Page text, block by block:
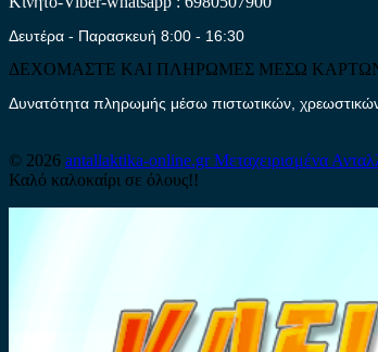
Δευτέρα - Παρασκευή 8:00 - 16:30
ΔΕΧΟΜΑΣΤΕ ΚΑΙ ΠΛΗΡΩΜΕΣ ΜΕΣΩ
Δυνατότητα πληρωμής μέσω πιστωτικών,
© 2026 antallaktika-online.grΜεταχειρισμένα
Καλό καλοκαίρι σε όλους!!